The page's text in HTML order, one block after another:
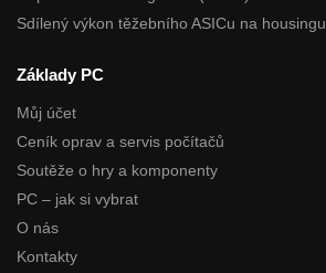
Sdílený výkon těžebního ASICu na housingu
Základy PC
Můj účet
Ceník oprav a servis počítačů
Soutěže o hry a komponenty
PC – jak si vybrat
O nás
Kontakty